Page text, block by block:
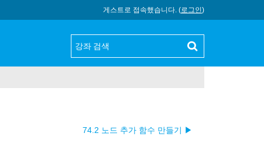
게스트로 접속했습니다. (로그인)
74.2 노드 추가 함수 만들기 ▶︎